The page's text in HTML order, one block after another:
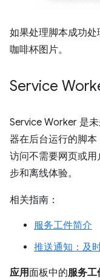
如果处理脚本成功
咖啡杯图片。
Service
Service Worker 是
器在后台运行的脚
访问不需要网页或
步和离线体验。
相关指南：
服务工件简介
推送通知：及
应用面板中的服务工